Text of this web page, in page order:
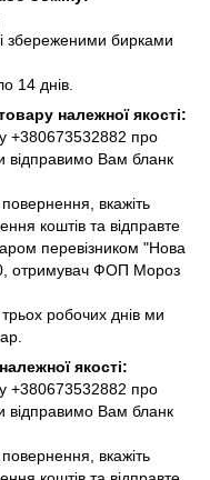
збереженими бирками
14 днів.
належної якості:
+380673532882 про
відправимо Вам бланк
вкажіть
коштів та відправте
перевізником "Нова
отримувач ФОП Мороз
робочих днів ми
якості:
+380673532882 про
відправимо Вам бланк
вкажіть